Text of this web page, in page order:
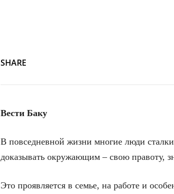
SHARE
Вести Баку
В повседневной жизни многие люди
доказывать окружающим – свою правоту,
Это проявляется в семье, на работе и